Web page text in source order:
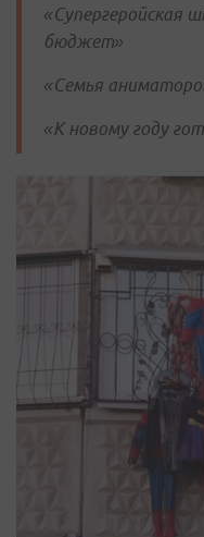
«Супергеройская
бюджет»
«Семья
«К новому году